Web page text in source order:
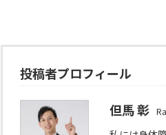
投稿者プロフィール
但馬 彰